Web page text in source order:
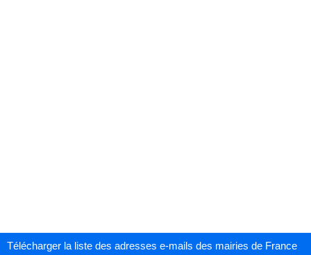
Télécharger la liste des adresses e-mails des mairies de France